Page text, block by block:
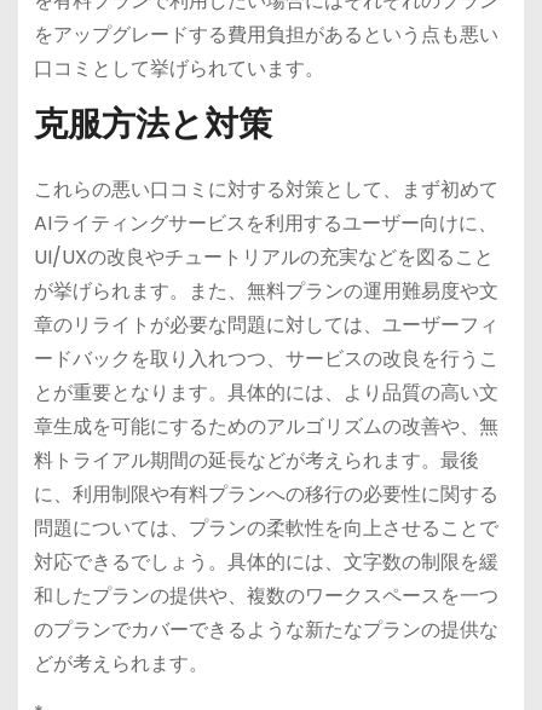
をアップグレードする費用負担があるという点も悪い
口コミとして挙げられています。
克服方法と対策
これらの悪い口コミに対する対策として、まず初めて
AIライティングサービスを利用するユーザー向けに、
UI/UXの改良やチュートリアルの充実などを図ること
が挙げられます。また、無料プランの運用難易度や文
章のリライトが必要な問題に対しては、ユーザーフィ
ードバックを取り入れつつ、サービスの改良を行うこ
とが重要となります。具体的には、より品質の高い文
章生成を可能にするためのアルゴリズムの改善や、無
料トライアル期間の延長などが考えられます。最後
に、利用制限や有料プランへの移行の必要性に関する
問題については、プランの柔軟性を向上させることで
対応できるでしょう。具体的には、文字数の制限を緩
和したプランの提供や、複数のワークスペースを一つ
のプランでカバーできるような新たなプランの提供な
どが考えられます。